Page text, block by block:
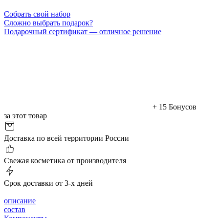
Cобрать свой набор
Сложно выбрать подарок?
Подарочный сертификат — отличное решение
+ 15 Бонусов
за этот товар
Доставка по всей территории России
Cвежая косметика от производителя
Срок доставки от 3-х дней
описание
состав